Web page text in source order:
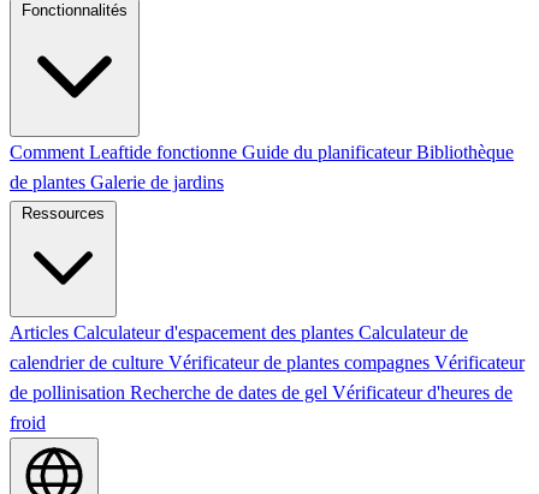
Fonctionnalités
Comment Leaftide fonctionne Guide du planificateurBibliothèque
de plantes Galerie de jardins
Ressources
Articles Calculateur d'espacement des plantes Calculateur de
calendrier de culture Vérificateur de plantes compagnes Vérificateur
de pollinisation Recherche de dates de gel Vérificateur d'heures de
froid